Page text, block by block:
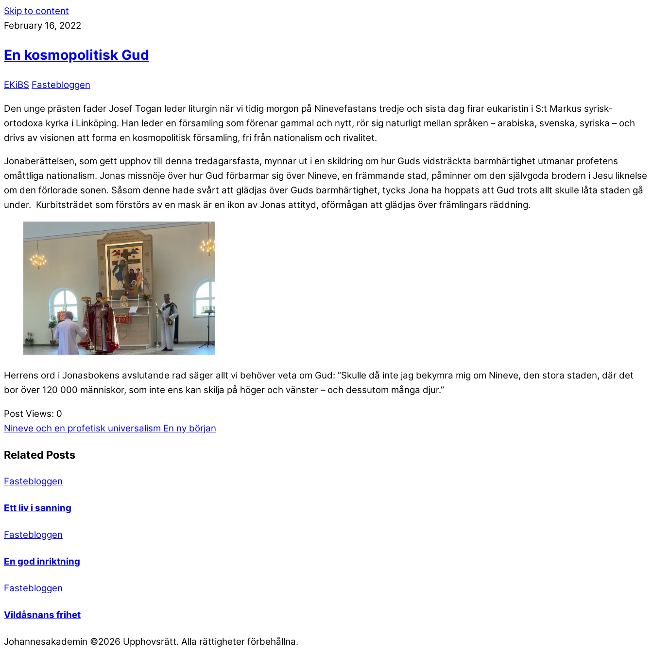
Skip to content
February 16, 2022
En kosmopolitisk Gud
EKiBS Fastebloggen
Den unge prästen fader Josef Togan leder liturgin när vi tidig morgon på Ninevefastans tredje och sista dag firar eukaristin i S:t Markus syrisk-
ortodoxa kyrka i Linköping. Han leder en församling som förenar gammal och nytt, rör sig naturligt mellan språken – arabiska, svenska, syriska – och
drivs av visionen att forma en kosmopolitisk församling, fri från nationalism och rivalitet.
Jonaberättelsen, som gett upphov till denna tredagarsfasta, mynnar ut i en skildring om hur Guds vidsträckta barmhärtighet utmanar profetens
omåttliga nationalism. Jonas missnöje över hur Gud förbarmar sig över Nineve, en främmande stad, påminner om den självgoda brodern i Jesu liknelse
om den förlorade sonen. Såsom denne hade svårt att glädjas över Guds barmhärtighet, tycks Jona ha hoppats att Gud trots allt skulle låta staden gå
under. Kurbitsträdet som förstörs av en mask är en ikon av Jonas attityd, oförmågan att glädjas över främlingars räddning.
Herrens ord i Jonasbokens avslutande rad säger allt vi behöver veta om Gud: ”Skulle då inte jag bekymra mig om Nineve, den stora staden, där det
bor över 120 000 människor, som inte ens kan skilja på höger och vänster – och dessutom många djur.”
Post Views: 0
Nineve och en profetisk universalism En ny början
Related Posts
Fastebloggen
Ett liv i sanning
Fastebloggen
En god inriktning
Fastebloggen
Vildåsnans frihet
Johannesakademin ©2026 Upphovsrätt. Alla rättigheter förbehållna.